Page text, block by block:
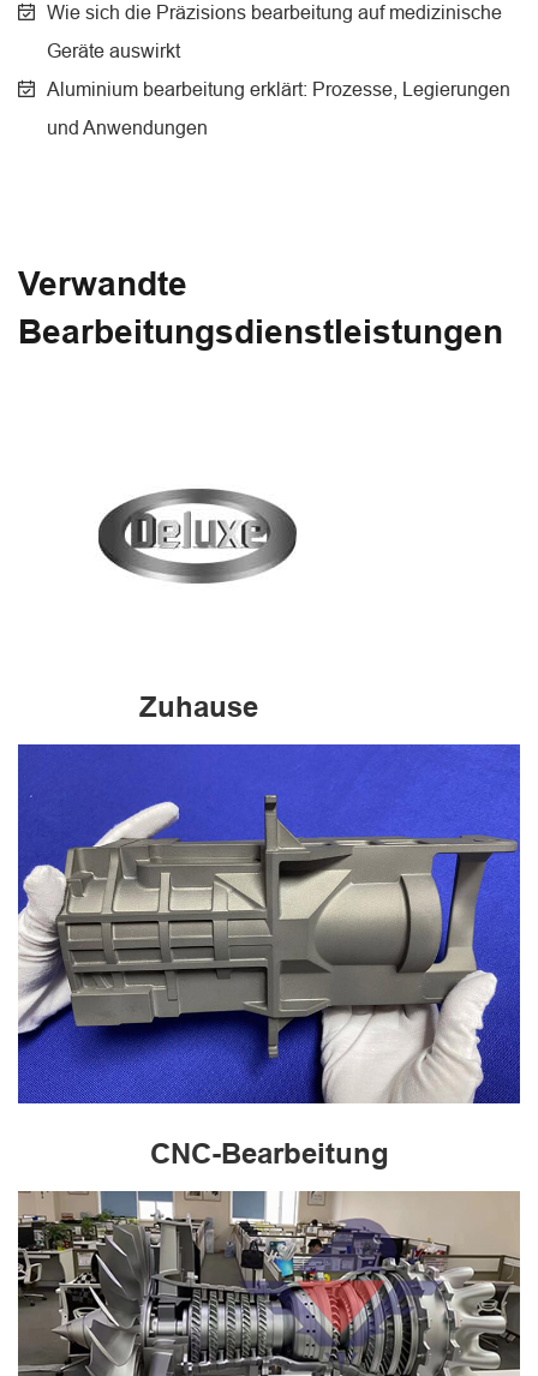
Wie sich die Präzisions bearbeitung auf medizinische
Geräte auswirkt
Aluminium bearbeitung erklärt: Prozesse, Legierungen
und Anwendungen
Verwandte
Bearbeitungsdienstleistungen
Zuhause
CNC-Bearbeitung